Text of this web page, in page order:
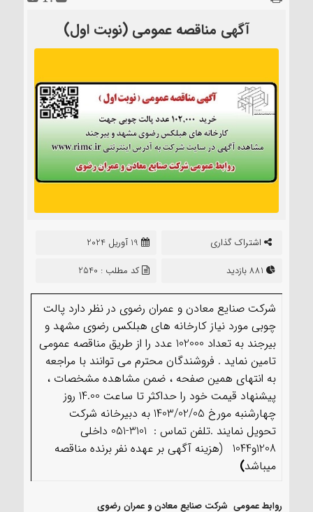
آگهی مناقصه عمومی (نوبت اول)
اشتراک گذاری
19 آوریل 2024
کد مطلب : 2540
شرکت صنایع معادن و عمران رضوی در نظر دارد پالت
چوبی مورد نیاز کارخانه های هبلکس رضوی مشهد و
بیرجند به تعداد 102000 عدد را از طريق مناقصه عمومی
تامین نماید . فروشندگان محترم می توانند با مراجعه
به انتهای همین صفحه ، ضمن مشاهده مشخصات ،
پیشنهاد قیمت خود را حداکثر تا ساعت 14.00 روز
چهارشنبه مورخ 1403/02/05 به دبیرخانه شرکت
تحویل نمایند .تلفن تماس : 3101-051 داخلی
1208و1044 (هزینه آگهی بر عهده نفر برنده مناقصه
میباشد)
روابط عمومي شرکت صنایع معادن و عمران رضوی